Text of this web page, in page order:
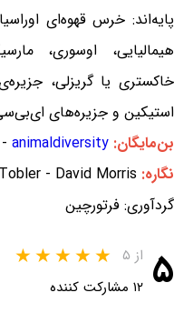
پایه‌اند: خرس قهوه‌ای
هیمالیایی، اوسوری،
خاکستری یا گریزلی،
استیکین و جزیره‌های
بن‌مایگان:
- animaldiversity
نگاره: - David Morris
گردآوری: فرتورچین
۵ از ۵
۱۲ مشارکت کننده